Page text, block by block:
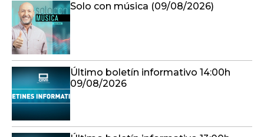
Solo con música (09/08/2026)
Último boletín informativo 14:00h
09/08/2026